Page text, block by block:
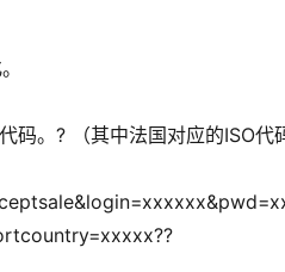
码。? （其中法国对应的ISO代